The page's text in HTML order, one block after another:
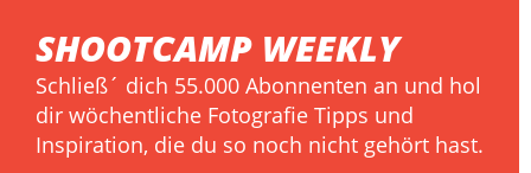
SHOOTCAMP WEEKLY
Schließ´ dich 55.000 Abonnenten an und hol
dir wöchentliche Fotografie Tipps und
Inspiration, die du so noch nicht gehört hast.